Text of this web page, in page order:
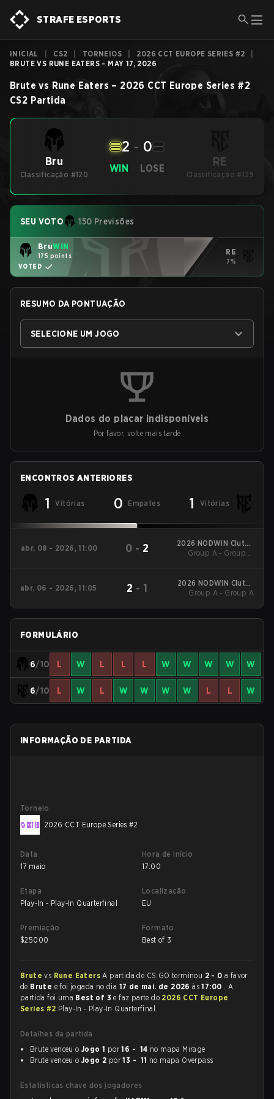
STRAFE ESPORTS
INICIAL CS2 TORNEIOS 2026 CCT EUROPE SERIES #2
BRUTE VS RUNE EATERS - MAY 17, 2026
Brute vs Rune Eaters – 2026 CCT Europe Series #2
CS2 Partida
Bru
Classificação #120
WIN
2 - 0
LOSE RE
Classificação #129
SEU VOTO 150 Previsões
BruWIN
175 points
VOTED
RE
7%
RESUMO DA PONTUAÇÃO
SELECIONE UM JOGO
Dados do placar indisponíveis
Por favor, volte mais tarde
ENCONTROS ANTERIORES
1 Vitórias 0 Empates 1 Vitórias
abr. 08 - 2026, 11:00 0 - 2
2026 NODWIN Clutch
Series #7
Group A - Group A
abr. 06 - 2026, 11:05 2 - 1
2026 NODWIN Clutch
Series #7
Group A - Group A
FORMULÁRIO
6/10 L W L L L W W W W W
6/10 L W L W W W W L L W
INFORMAÇÃO DE PARTIDA
Torneio
2026 CCT Europe Series #2
Data
17 maio
Hora de início
17:00
Etapa
Play-In - Play-In Quarterfinal
Localização
EU
Premiação
$25000
Formato
Best of 3
Brutevs Rune EatersA partida de CS:GO terminou 2 - 0 a favor
de Brute e foi jogada no dia 17 de mai. de 2026às17:00 . A
partida foi uma Best of 3e faz parte do 2026 CCT Europe
Series #2 Play-In - Play-In Quarterfinal.
Detalhes da partida
Brute venceu o Jogo 1 por16 - 14 no mapa Mirage
Brute venceu o Jogo 2 por13 - 11 no mapa Overpass
Estatísticas chave dos jogadores